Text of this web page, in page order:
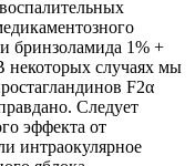
бринзоламида 1% +
некоторых случаях мы
F2α
Следует
эффекта от
интраокулярное